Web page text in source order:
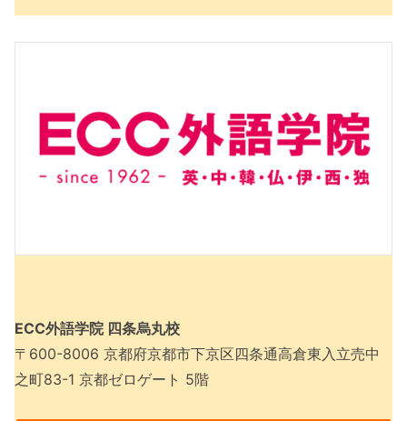
ECC外語学院 四条烏丸校
〒600-8006 京都府京都市下京区四条通高倉東入立売中
之町83-1 京都ゼロゲート 5階